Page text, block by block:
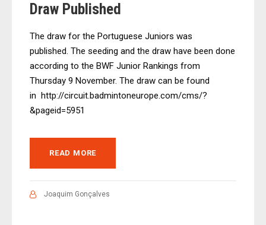
Draw Published
The draw for the Portuguese Juniors was
published. The seeding and the draw have been done
according to the BWF Junior Rankings from
Thursday 9 November. The draw can be found
in http://circuit.badmintoneurope.com/cms/?
&pageid=5951
READ MORE
Joaquim Gonçalves